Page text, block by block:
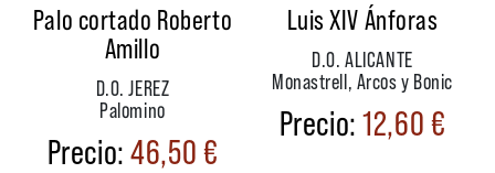
Palo cortado Roberto
Amillo
D.O. JEREZ
Palomino
46,50€
Luis XIV Ánforas
D.O. ALICANTE
Monastrell, Arcos y Bonic
12,60€